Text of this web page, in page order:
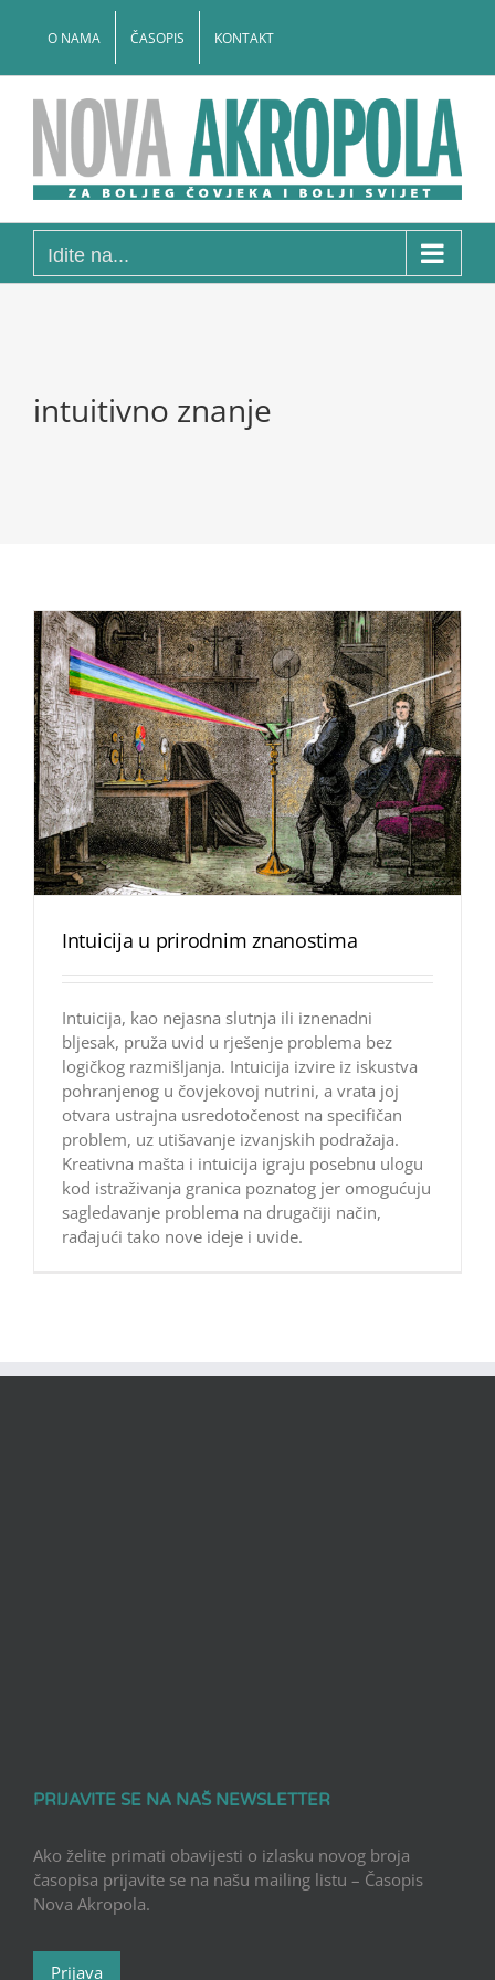
O NAMA ČASOPIS KONTAKT
Idite na...
intuitivno znanje
Intuicija u prirodnim znanostima
Intuicija, kao nejasna slutnja ili iznenadni
bljesak, pruža uvid u rješenje problema bez
logičkog razmišljanja. Intuicija izvire iz iskustva
pohranjenog u čovjekovoj nutrini, a vrata joj
otvara ustrajna usredotočenost na specifičan
problem, uz utišavanje izvanjskih podražaja.
Kreativna mašta i intuicija igraju posebnu ulogu
kod istraživanja granica poznatog jer omogućuju
sagledavanje problema na drugačiji način,
rađajući tako nove ideje i uvide.
PRIJAVITE SE NA NAŠ NEWSLETTER
Ako želite primati obavijesti o izlasku novog broja
časopisa prijavite se na našu mailing listu – Časopis
Nova Akropola.
Prijava